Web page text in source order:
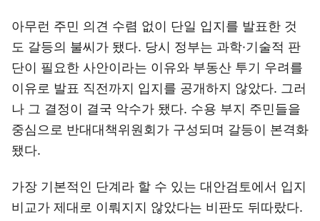
아무런 주민 의견 수렴 없이 단일 입지를 발표한 것
도 갈등의 불씨가 됐다. 당시 정부는 과학·기술적 판
단이 필요한 사안이라는 이유와 부동산 투기 우려를
이유로 발표 직전까지 입지를 공개하지 않았다. 그러
나 그 결정이 결국 악수가 됐다. 수용 부지 주민들을
중심으로 반대대책위원회가 구성되며 갈등이 본격화
됐다.
가장 기본적인 단계라 할 수 있는 대안검토에서 입지
비교가 제대로 이뤄지지 않았다는 비판도 뒤따랐다.